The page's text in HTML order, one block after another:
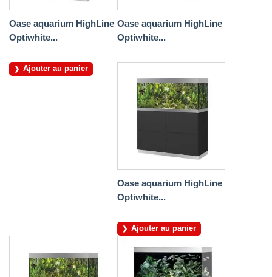
Oase aquarium HighLine
Optiwhite...
Ajouter au panier
Oase aquarium HighLine
Optiwhite...
Oase aquarium HighLine
Optiwhite...
Ajouter au panier